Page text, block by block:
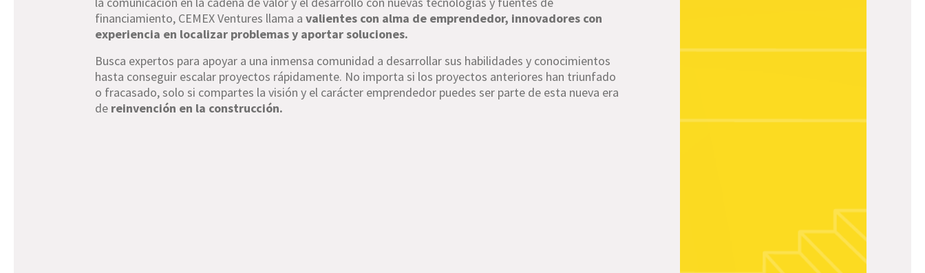
financiamiento, CEMEX Ventures llama a valientes con alma de emprendedor, innovadores con
experiencia en localizar problemas y aportar soluciones.
Busca expertos para apoyar a una inmensa comunidad a desarrollar sus habilidades y conocimientos
hasta conseguir escalar proyectos rápidamente. No importa si los proyectos anteriores han triunfado
o fracasado, solo si compartes la visión y el carácter emprendedor puedes ser parte de esta nueva era
de reinvención en la construcción.